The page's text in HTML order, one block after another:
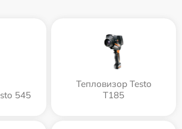
545
Тепловизор Testo
T185